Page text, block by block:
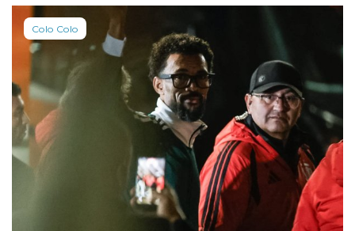
Colo Colo